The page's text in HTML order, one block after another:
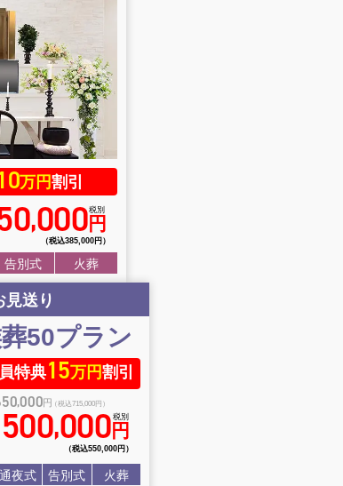
万円割引
,000円
税別
（税込385, 000円）
告別式 火葬
見送り
50プラン
特典15万円割引
,000円 （税込715,000円）
500,000円
税別
（税込550 000円）
通夜式 告別式 火葬